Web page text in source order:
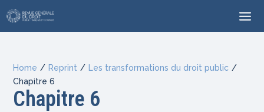
Home / Reprint / Les transformations du droit public /
Chapitre 6
Chapitre 6